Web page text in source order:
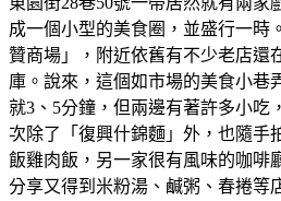
成一個小型的美食圈，並盛行一時
贊商場」，附近依舊有不少老店還
庫。說來，這個如市場的美食小巷
就3、5分鐘，但兩邊有著許多小吃
次除了「復興什錦麵」外，也隨手
飯雞肉飯，另一家很有風味的咖啡
分享又得到米粉湯、鹹粥、春捲等